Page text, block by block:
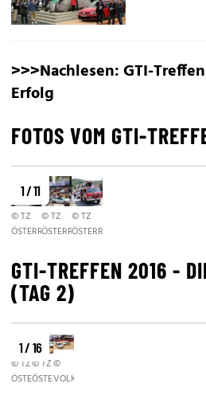
>>>Nachlesen:GTI-
Erfolg
FOTOS VOM GTI-
1 / 11
© TZ
ÖSTERREICH/RAUNIG
© TZ
ÖSTERREICH/RAUNIG
© TZ
ÖSTERREICH/RAUNIG
GTI-TREFFEN 2016 -
(TAG 2)
1 / 16
© TZ
ÖSTERREICH/RAUNIG
© TZ
ÖSTERREICH/RAUNIG
©
VOLKSWAGEN